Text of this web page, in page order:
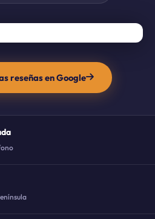
reseñas en Google